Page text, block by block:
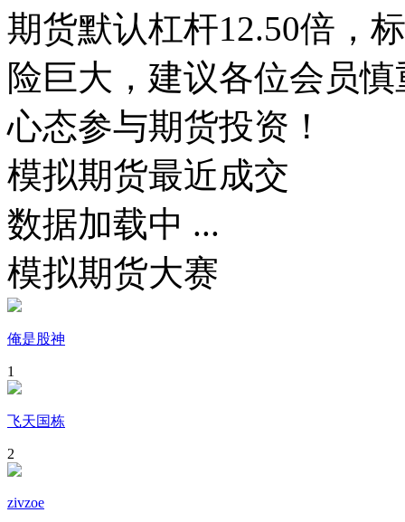
期货默认杠杆12.50倍，
险巨大，建议各位会员
心态参与期货投资！
模拟期货最近成交
数据加载中 ...
模拟期货大赛
俺是股神
1
飞天国栋
2
zivzoe